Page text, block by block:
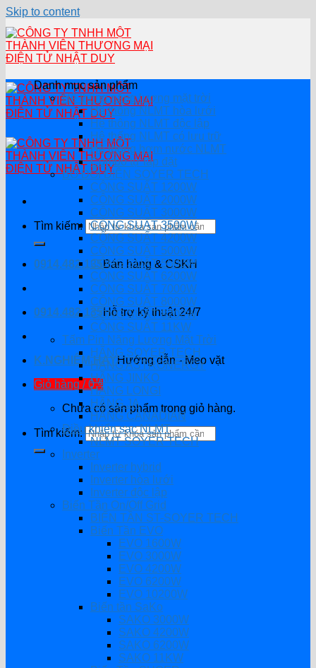
Skip to content
Tìm kiếm:
0914.482.135Bán hàng & CSKH
0914.482.135Hỗ trợ kỹ thuật 24/7
K.NGHIỆM HAYHướng dẫn - Mẹo vặt
Giỏ hàng /0₫
Chưa có sản phẩm trong giỏ hàng.
Tìm kiếm:
Danh mục sản phẩm
Hệ thống năng lượng mặt trời
Hệ thống NLMT hòa lưới
Hệ thông NLMT độc lập
Hệ thống NLMT có lưu trữ
Hệ thống bơm nước NLMT
Combo tự lắp đặt
BỘ ĐỔI ĐIỆN SOYER TECH
CÔNG SUẤT 1200W
CÔNG SUẤT 2000W
CÔNG SUẤT 3000W
CÔNG SUẤT 3500W
CÔNG SUẤT 4200W
CÔNG SUẤT 5000W
CÔNG SUẤT 5500W
CÔNG SUẤT 6200W
CÔNG SUẤT 7000W
CÔNG SUẤT 8000W
CÔNG SUẤT 8200W
CÔNG SUẤT 11KW
Tấm Pin Năng Lượng Mặt Trời
HÃNG SOYER TECH
HÃNG ASTRONERGY
HÃNG JINKO
HÃNG LONGI
HÃNG JA
HÃNG CANADIAN
Điều khiển sạc NLMT
NLMT SOYER TECH
Inverter
Inverter hybrid
Inverter hòa lưới
Inverter độc lập
Biến Tần On/Off Grid
BIẾN TẦN ST-SOYER TECH
Biến Tần EVO
EVO 1600W
EVO 3000W
EVO 4200W
EVO 6200W
EVO 10200W
Biến tần SaKo
SAKO 3000W
SAKO 4200W
SAKO 6200W
SAKO 11KW